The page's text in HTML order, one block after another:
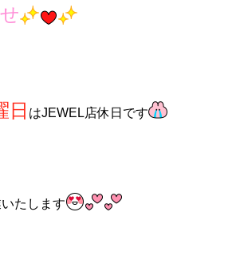
日 はJEWEL店休日です
たします